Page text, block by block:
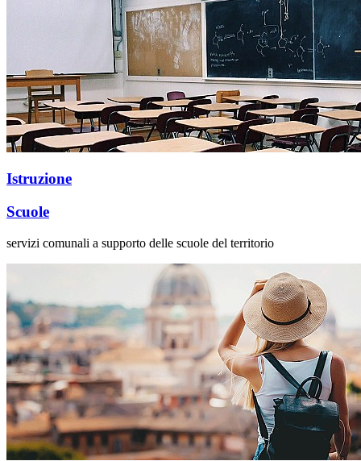
Istruzione
Scuole
servizi comunali a supporto delle scuole del territorio